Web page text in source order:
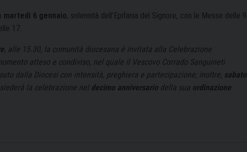
martedì 6 gennaio, solennità dell’Epifania del Signore, con le Messe delle 9
17.
, alle 15.30, la comunità diocesana è invitata alla Celebrazione
atteso e condiviso, nel quale il Vescovo Corrado Sanguineti
dalla Diocesi con intensità, preghiera e partecipazione; inoltre, sabato
la celebrazione nel decimo anniversario della sua ordinazione